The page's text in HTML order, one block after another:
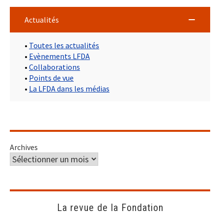
Actualités
• Toutes les actualités
• Evènements LFDA
• Collaborations
• Points de vue
• La LFDA dans les médias
Archives
La revue de la Fondation